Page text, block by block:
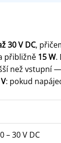
30 V DC,
přibližně 15 W.
než vstupní
: pokud
– 30 V DC